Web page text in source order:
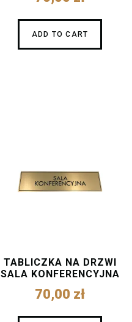
ADD TO CART
TABLICZKA NA DRZWI
SALA KONFERENCYJNA
70,00 zł